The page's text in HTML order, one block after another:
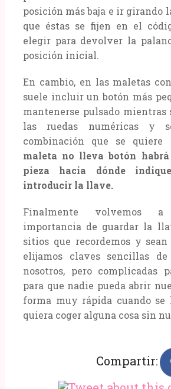
posición más baja e ir girando
que éstas se fijen en el
elegir para devolver la
posición inicial.
En cambio, en las maletas
suele incluir un botón más
mantenerse pulsado mientras
las ruedas numéricas y
combinación que se quiere
maleta no lleva botón
pieza hacia dónde
introducir la llave.
Finalmente volvemos
importancia de guardar la
sitios que recordemos y
elijamos claves sencillas de
nosotros, pero complicadas
para que nadie pueda abrir
forma muy rápida cuando se
quiera coger alguna cosa sin
Compartir: